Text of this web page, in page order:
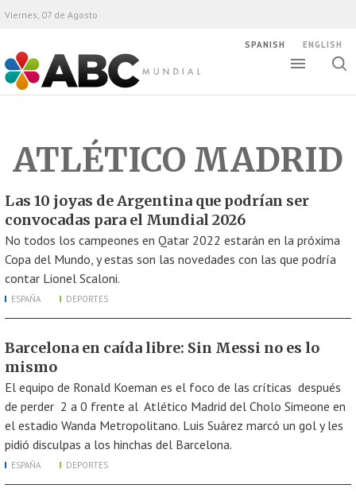
ABC Mundial
Viernes, 07 de Agosto
SPANISH ENGLISH
ATLÉTICO MADRID
Las 10 joyas de Argentina que podrían ser
convocadas para el Mundial 2026
No todos los campeones en Qatar 2022 estarán en la próxima
Copa del Mundo, y estas son las novedades con las que podría
contar Lionel Scaloni.
ESPAÑA DEPORTES
Barcelona en caída libre: Sin Messi no es lo
mismo
El equipo de Ronald Koeman es el foco de las críticas después
de perder 2 a 0 frente al Atlético Madrid del Cholo Simeone en
el estadio Wanda Metropolitano. Luis Suárez marcó un gol y les
pidió disculpas a los hinchas del Barcelona.
ESPAÑA DEPORTES